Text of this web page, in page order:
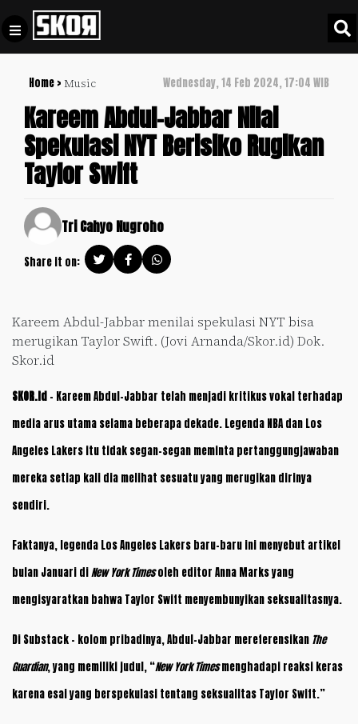
Home > Music Wednesday, 14 Feb 2024, 17:04 WIB
Kareem Abdul-Jabbar Nilai
Spekulasi NYT Berisiko Rugikan
Taylor Swift
Tri Cahyo Nugroho
Share it on:
Kareem Abdul-Jabbar menilai spekulasi NYT bisa
merugikan Taylor Swift. (Jovi Arnanda/Skor.id) Dok.
Skor.id
SKOR.id – Kareem Abdul-Jabbar telah menjadi kritikus vokal terhadap
media arus utama selama beberapa dekade. Legenda NBA dan Los
Angeles Lakers itu tidak segan-segan meminta pertanggungjawaban
mereka setiap kali dia melihat sesuatu yang merugikan dirinya
sendiri.
Faktanya, legenda Los Angeles Lakers baru-baru ini menyebut artikel
bulan Januari diNew York Timesoleh editor Anna Marks yang
mengisyaratkan bahwa Taylor Swift menyembunyikan seksualitasnya.
Di Substack – kolom pribadinya, Abdul-Jabbar mereferensikan The
Guardian, yang memiliki judul, “New York Timesmenghadapi reaksi keras
karena esai yang berspekulasi tentang seksualitas Taylor Swift.”
Football +
Culture +
Update
Indonesia
SPECIAL
Video
Policy
Pedoman
Pemberitaan
Media
Disclaimer
Tentang